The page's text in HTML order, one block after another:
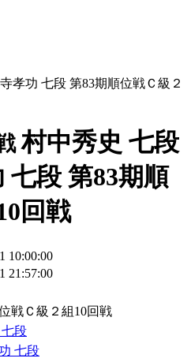
孝功 七段 第83期順位戦Ｃ級２
村中秀史 七段
七段 第83期順
回戦
10:00:00
21:57:00
戦Ｃ級２組10回戦
段
七段